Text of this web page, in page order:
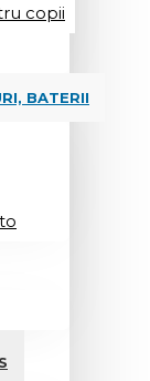
copii
BATERII